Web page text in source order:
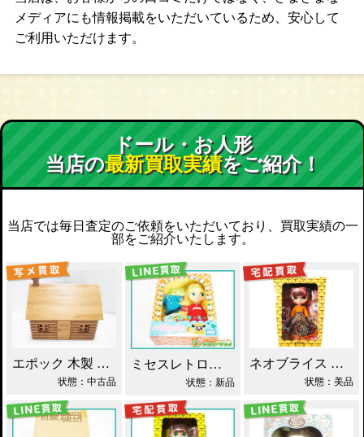
メディアにも情報掲載をいただいているため、安心して
ご利用いただけます。
ドール・お人形
当店の最新買取実績をご紹介！
当店では毎日査定のご依頼をいただいており、買取実績の一
部をご紹介いたします。
エポック 木製 丸太小屋 シルバニアファミリー 買取！
状態：中古品
ミセスレトロママ ネオブライス Blythe買取！
状態：新品
ネオブライス あちゃちゅむずきん 買取！
状態：美品